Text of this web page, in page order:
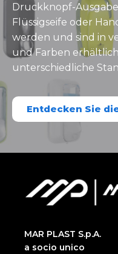
Druckknopf-
Flüssigseife oder
werden und sind in
und Farben
unterschiedliche
Entdecken Sie
MAR PLAST S.p.A.
a socio unico